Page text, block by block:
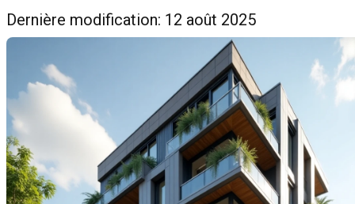
Dernière modification: 12 août 2025